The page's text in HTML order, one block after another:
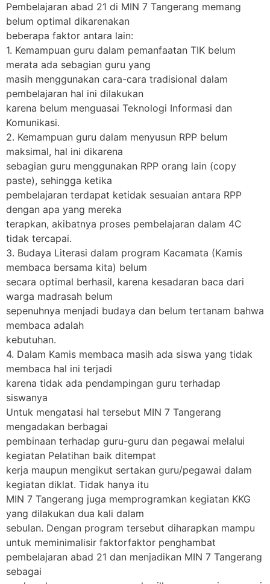
Pembelajaran abad 21 di MIN 7 Tangerang memang
belum optimal dikarenakan
beberapa faktor antara lain:
1. Kemampuan guru dalam pemanfaatan TIK belum
merata ada sebagian guru yang
masih menggunakan cara-cara tradisional dalam
pembelajaran hal ini dilakukan
karena belum menguasai Teknologi Informasi dan
Komunikasi.
2. Kemampuan guru dalam menyusun RPP belum
maksimal, hal ini dikarena
sebagian guru menggunakan RPP orang lain (copy
paste), sehingga ketika
pembelajaran terdapat ketidak sesuaian antara RPP
dengan apa yang mereka
terapkan, akibatnya proses pembelajaran dalam 4C
tidak tercapai.
3. Budaya Literasi dalam program Kacamata (Kamis
membaca bersama kita) belum
secara optimal berhasil, karena kesadaran baca dari
warga madrasah belum
sepenuhnya menjadi budaya dan belum tertanam bahwa
membaca adalah
kebutuhan.
4. Dalam Kamis membaca masih ada siswa yang tidak
membaca hal ini terjadi
karena tidak ada pendampingan guru terhadap
siswanya
Untuk mengatasi hal tersebut MIN 7 Tangerang
mengadakan berbagai
pembinaan terhadap guru-guru dan pegawai melalui
kegiatan Pelatihan baik ditempat
kerja maupun mengikut sertakan guru/pegawai dalam
kegiatan diklat. Tidak hanya itu
MIN 7 Tangerang juga memprogramkan kegiatan KKG
yang dilakukan dua kali dalam
sebulan. Dengan program tersebut diharapkan mampu
untuk meminimalisir faktorfaktor penghambat
pembelajaran abad 21 dan menjadikan MIN 7 Tangerang
sebagai